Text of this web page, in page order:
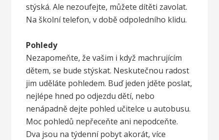
stýská. Ale nezoufejte, můžete dítěti zavolat.
Na školní telefon, v době odpoledního klidu.
Pohledy
Nezapomeňte, že vašim i když machrujícím
dětem, se bude stýskat. Neskutečnou radost
jim uděláte pohledem. Buď jeden jděte poslat,
nejlépe hned po odjezdu dětí, nebo
nenápadně dejte pohled učitelce u autobusu.
Moc pohledů nepřeceňte ani nepodceňte.
Dva jsou na týdenní pobyt akorát, více